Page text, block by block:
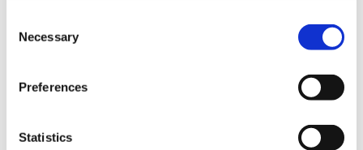
Selection
Necessary
Preferences
Statistics
バイオハザード30周年 メインアートメタルブックマーカ